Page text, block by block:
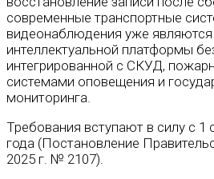
современные транспортные
видеонаблюдения уже
интеллектуальной платформы
интегрированной с СКУД,
системами оповещения и
мониторинга.
Требования вступают в силу с 1
года (Постановление
2025 г. № 2107).